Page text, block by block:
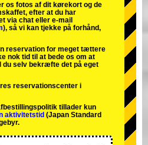
os fotos af dit kørekort og de
efter at du har
via chat eller e-mail
), så vi kan tjekke på forhånd,
reservation for meget tættere
nok tid til at bede os om at
du selv bekræfte det på eget
reservationscenter i
tillader kun
aktivitetstid (Japan Standard